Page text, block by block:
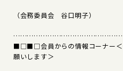
（会務委員会 谷口明子）
■□■□会員からの情報コーナー＜
願いします＞